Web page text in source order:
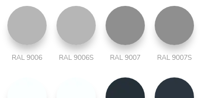
RAL 9006 RAL 9006S RAL 9007 RAL 9007S